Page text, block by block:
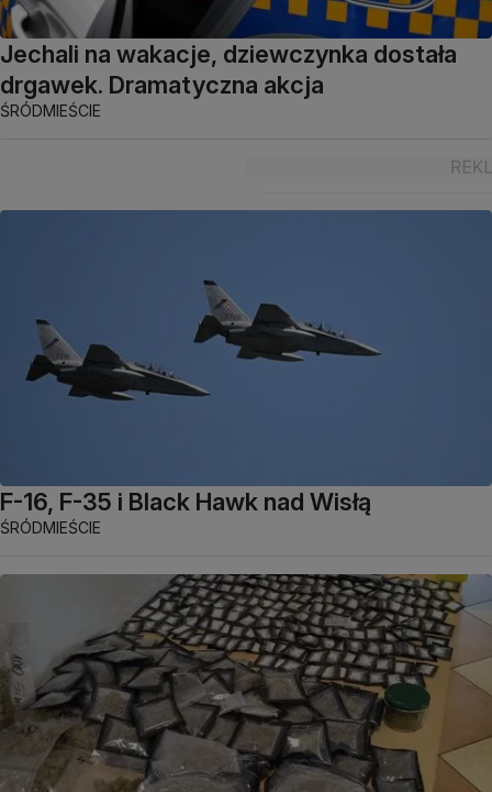
Jechali na wakacje, dziewczynka dostała
drgawek. Dramatyczna akcja
ŚRÓDMIEŚCIE
F-16, F-35 i Black Hawk nad Wisłą
ŚRÓDMIEŚCIE